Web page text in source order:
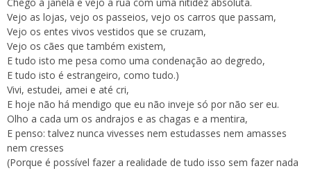
Vejo as lojas, vejo os passeios, vejo os carros que passam,
Vejo os entes vivos vestidos que se cruzam,
Vejo os cães que também existem,
E tudo isto me pesa como uma condenação ao degredo,
E tudo isto é estrangeiro, como tudo.)
Vivi, estudei, amei e até cri,
E hoje não há mendigo que eu não inveje só por não ser eu.
Olho a cada um os andrajos e as chagas e a mentira,
E penso: talvez nunca vivesses nem estudasses nem amasses
nem cresses
(Porque é possível fazer a realidade de tudo isso sem fazer nada